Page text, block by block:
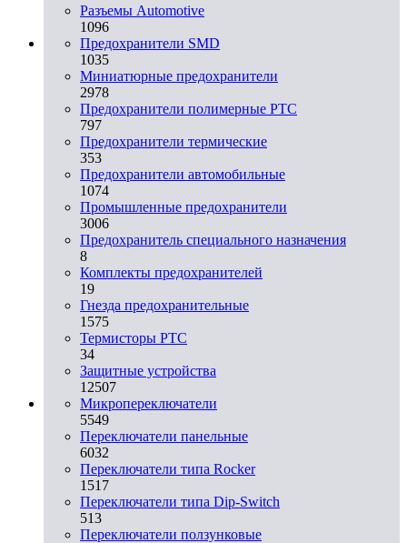
Разъeмы Automotive
1096
Предохранители SMD
1035
Миниатюрные предохранители
2978
Предохранители полимерные PTC
797
Предохранители термические
353
Предохранители автомобильные
1074
Промышленные предохранители
3006
Предохранитель специального назначения
8
Комплекты предохранителей
19
Гнезда предохранительные
1575
Термисторы PTC
34
Защитные устройства
12507
Микропереключатели
5549
Переключатели панельные
6032
Переключатели типа Rocker
1517
Переключатели типа Dip-Switch
513
Переключатели ползунковые